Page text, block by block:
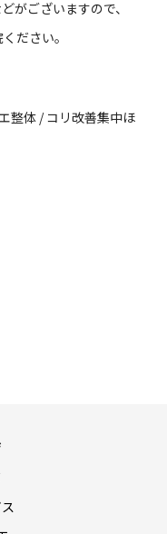
がございますので、
ださい。
整体 / コリ改善集中ほ